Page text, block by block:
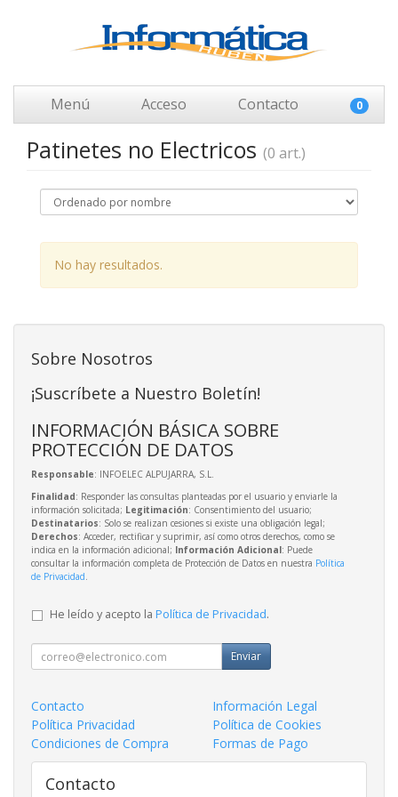
Menú Acceso Contacto 0
Patinetes no Electricos (0 art.)
No hay resultados.
Sobre Nosotros
¡Suscríbete a Nuestro Boletín!
INFORMACIÓN BÁSICA SOBRE
PROTECCIÓN DE DATOS
Responsable: INFOELEC ALPUJARRA, S.L.
Finalidad: Responder las consultas planteadas por el usuario y enviarle la
información solicitada; Legitimación: Consentimiento del usuario;
Destinatarios: Solo se realizan cesiones si existe una obligación legal;
Derechos: Acceder, rectificar y suprimir, así como otros derechos, como se
indica en la información adicional; Información Adicional: Puede
consultar la información completa de Protección de Datos en nuestra Política
de Privacidad.
He leído y acepto la Política de Privacidad.
Enviar
Contacto
Información Legal
Política Privacidad
Política de Cookies
Condiciones de Compra
Formas de Pago
Contacto